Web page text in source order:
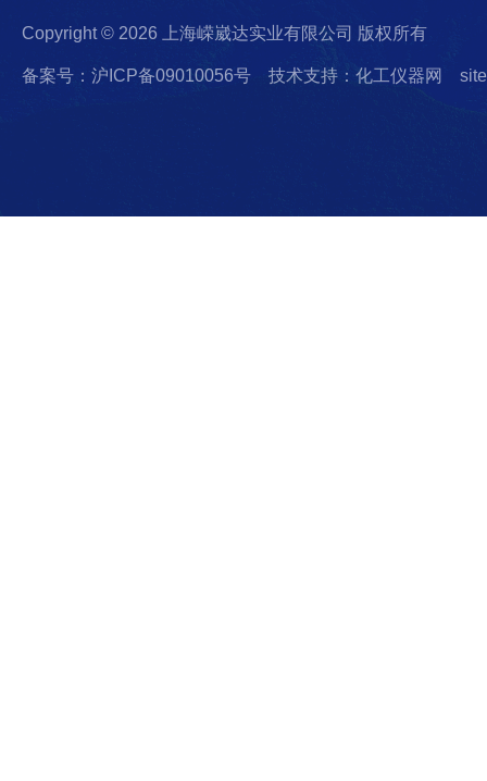
Copyright © 2026 上海嵘崴达实业有限公司 版权所有
备案号：沪ICP备09010056号 技术支持：化工仪器网